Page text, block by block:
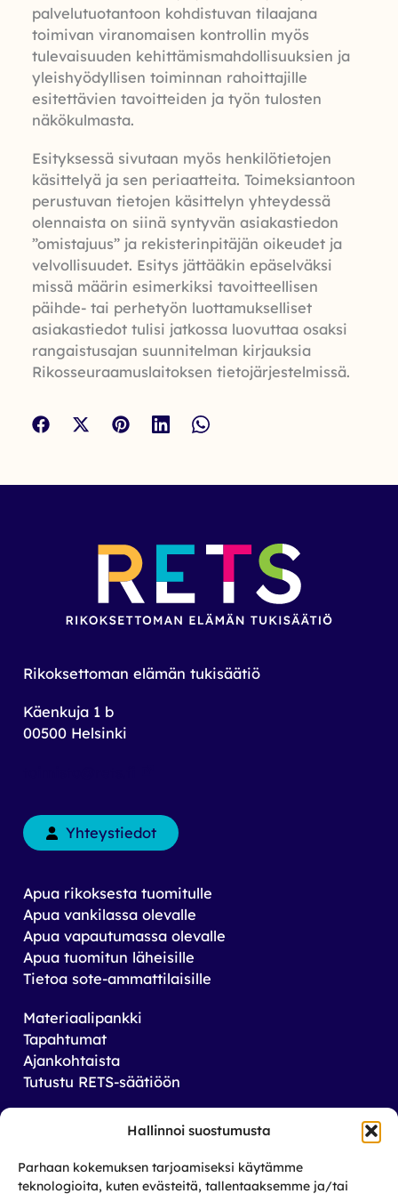
Hallinnoi suostumusta
Parhaan kokemuksen tarjoamiseksi käytämme
teknologioita, kuten evästeitä, tallentaaksemme ja/tai
palvelutuotantoon kohdistuvan tilaajana
toimivan viranomaisen kontrollin myös
tulevaisuuden kehittämismahdollisuuksien ja
yleishyödyllisen toiminnan rahoittajille
esitettävien tavoitteiden ja työn tulosten
näkökulmasta.
Esityksessä sivutaan myös henkilötietojen
käsittelyä ja sen periaatteita. Toimeksiantoon
perustuvan tietojen käsittelyn yhteydessä
olennaista on siinä syntyvän asiakastiedon
”omistajuus” ja rekisterinpitäjän oikeudet ja
velvollisuudet. Esitys jättääkin epäselväksi
missä määrin esimerkiksi tavoitteellisen
päihde- tai perhetyön luottamukselliset
asiakastiedot tulisi jatkossa luovuttaa osaksi
rangaistusajan suunnitelman kirjauksia
Rikosseuraamuslaitoksen tietojärjestelmissä.
Rikoksettoman elämän tukisäätiö
Käenkuja 1 b
00500 Helsinki
Yhteystiedot
Apua rikoksesta tuomitulle
Apua vankilassa olevalle
Apua vapautumassa olevalle
Apua tuomitun läheisille
Tietoa sote-ammattilaisille
Materiaalipankki
Tapahtumat
Ajankohtaista
Tutustu RETS-säätiöön
Tilaa uutiskirjeemme
Saat tiedon tulevista tapahtumista sekä
toiminnastamme rikos­taustaisten ja heidän